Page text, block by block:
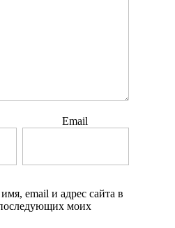
Email
email и адрес сайта в
моих